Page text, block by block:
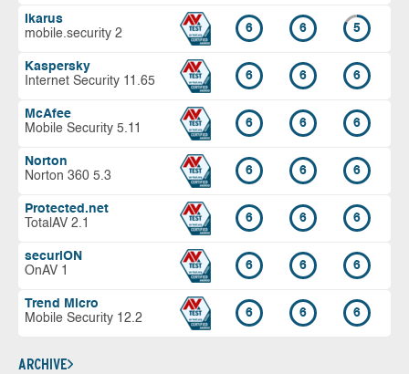
Ikarus
mobile.security 2
6 6 5
Kaspersky
Internet Security 11.65
6 6 6
McAfee
Mobile Security 5.11
6 6 6
Norton
Norton 360 5.3
6 6 6
Protected.net
TotalAV 2.1
6 6 6
securiON
OnAV 1
6 6 6
Trend Micro
Mobile Security 12.2
6 6 6
ARCHIVE